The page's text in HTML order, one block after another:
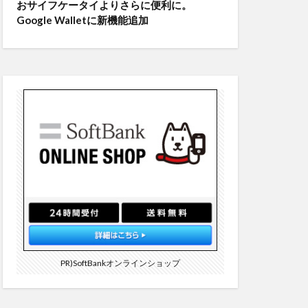
おサイフケータイよりさらに便利に。
Google Walletに新機能追加
PR)SoftBankオンラインショップ